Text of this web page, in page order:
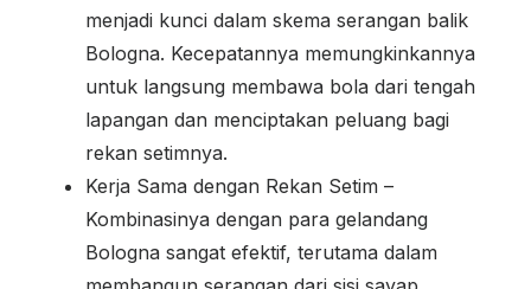
menjadi kunci dalam skema serangan balik
Bologna. Kecepatannya memungkinkannya
untuk langsung membawa bola dari tengah
lapangan dan menciptakan peluang bagi
rekan setimnya.
Kerja Sama dengan Rekan Setim –
Kombinasinya dengan para gelandang
Bologna sangat efektif, terutama dalam